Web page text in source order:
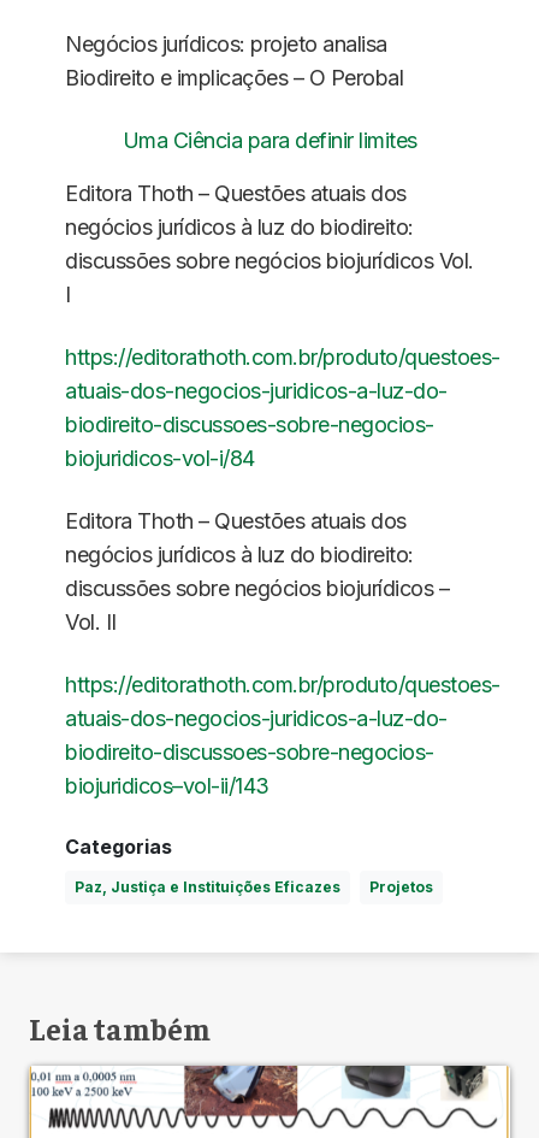
Negócios jurídicos: projeto analisa
Biodireito e implicações – O Perobal
Uma Ciência para definir limites
Editora Thoth – Questões atuais dos
negócios jurídicos à luz do biodireito:
discussões sobre negócios biojurídicos Vol.
I
https://editorathoth.com.br/produto/questoes-
atuais-dos-negocios-juridicos-a-luz-do-
biodireito-discussoes-sobre-negocios-
biojuridicos-vol-i/84
Editora Thoth – Questões atuais dos
negócios jurídicos à luz do biodireito:
discussões sobre negócios biojurídicos –
Vol. II
https://editorathoth.com.br/produto/questoes-
atuais-dos-negocios-juridicos-a-luz-do-
biodireito-discussoes-sobre-negocios-
biojuridicos–vol-ii/143
Categorias
Paz, Justiça e Instituições Eficazes Projetos
Leia também